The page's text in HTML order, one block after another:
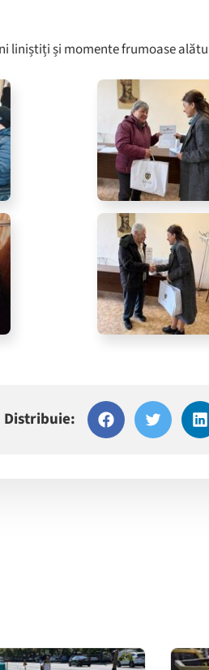
liniștiți și momente frumoase
Distribuie: